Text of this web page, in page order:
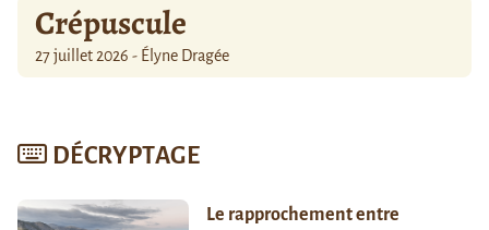
Crépuscule
27 juillet 2026 - Élyne Dragée
DÉCRYPTAGE
Le rapprochement entre